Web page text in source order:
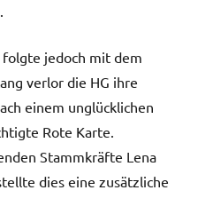
folgte jedoch mit dem
verlor die HG ihre
einem unglücklichen
Rote Karte.
Stammkräfte Lena
dies eine zusätzliche